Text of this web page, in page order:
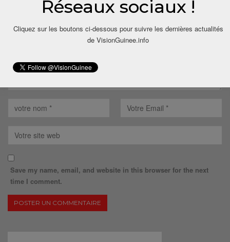
Save my name, email, and website in this browser for the next
time I comment.
Réseaux sociaux !
Cliquez sur les boutons ci-dessous pour suivre les dernières actualités
de VisionGuinee.info